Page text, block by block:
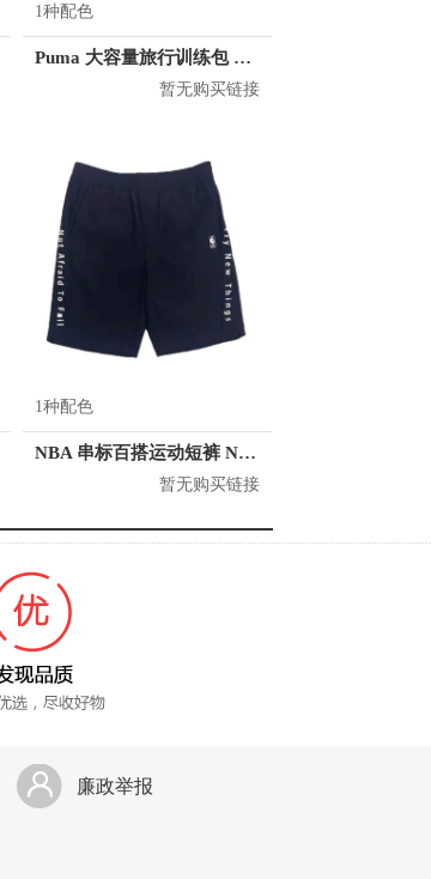
1种配色
Puma 大容量旅行训练包 074906
暂无购买链接
1种配色
NBA 串标百搭运动短裤 N212PT122P
暂无购买链接
廉政举报